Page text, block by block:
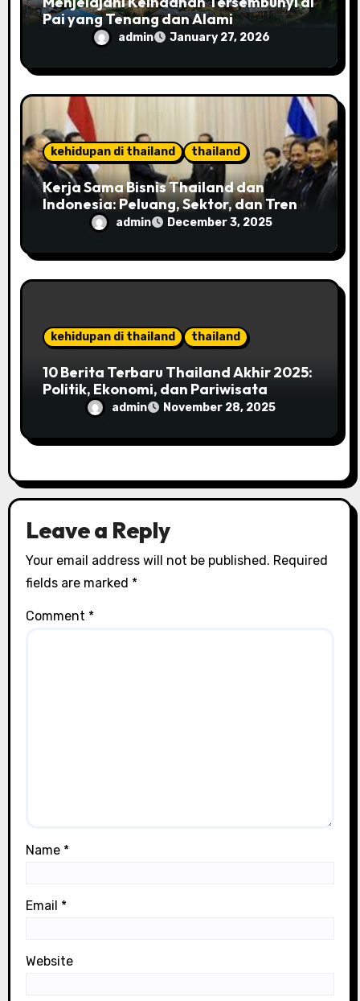
Pai yang Tenang dan Alami
admin January 27, 2026
kehidupan di thailand thailand
Kerja Sama Bisnis Thailand dan
Indonesia: Peluang, Sektor, dan Tren
admin December 3, 2025
kehidupan di thailand thailand
10 Berita Terbaru Thailand Akhir 2025:
Politik, Ekonomi, dan Pariwisata
admin November 28, 2025
Leave a Reply
Your email address will not be published. Required
fields are marked *
Comment *
Name *
Email *
Website